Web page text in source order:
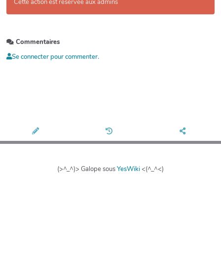
Cette action est réservée aux admins
Commentaires
Se connecter pour commenter.
(>^_^)> Galope sousYesWiki<(^_^<)